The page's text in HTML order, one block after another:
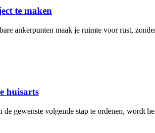
te maken
ankerpunten maak je ruimte voor rust,
huisarts
gewenste volgende stap te ordenen, wordt